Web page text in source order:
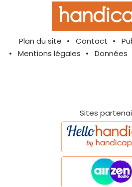
Plan du site Contact
Mentions légales
Données
Sites